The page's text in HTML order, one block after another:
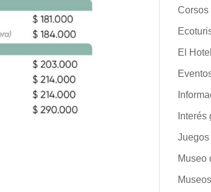
Corsos
El Hotel
Interés
Museo
Museos